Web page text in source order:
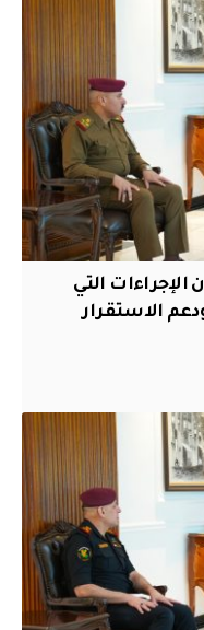
التي
الاستقرار